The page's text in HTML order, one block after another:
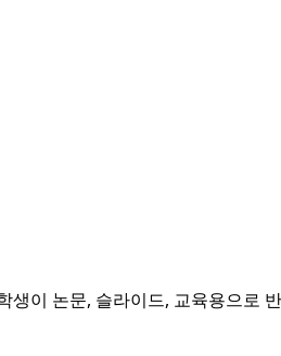
이 논문, 슬라이드, 교육용으로